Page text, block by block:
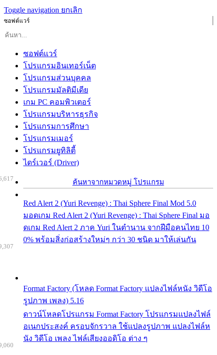
Toggle navigation ยกเลิก
ซอฟต์แวร์
ซอฟต์แวร์
โปรแกรมอินเทอร์เน็ต
โปรแกรมส่วนบุคคล
โปรแกรมมัลติมีเดีย
เกม PC คอมพิวเตอร์
โปรแกรมบริหารธุรกิจ
โปรแกรมการศึกษา
โปรแกรมเมอร์
โปรแกรมยูทิลิตี้
ไดร์เวอร์ (Driver)
ค้นหาจากหมวดหมู่ โปรแกรม
Red Alert 2 (Yuri Revenge) : Thai Sphere Final Mod 5.0
มอดเกม Red Alert 2 (Yuri Revenge) : Thai Sphere Final มอ
ดเกม Red Alert 2 ภาค Yuri ในตำนาน จากฝีมือคนไทย 10
0% พร้อมสิ่งก่อสร้างใหม่ๆ กว่า 30 ชนิด มาให้เล่นกัน
Format Factory (โหลด Format Factory แปลงไฟล์หนัง วิดีโอ
รูปภาพ เพลง) 5.16
ดาวน์โหลดโปรแกรม Format Factory โปรแกรมแปลงไฟล์
อเนกประสงค์ ครอบจักรวาล ใช้แปลงรูปภาพ แปลงไฟล์ห
นัง วิดีโอ เพลง ไฟล์เสียงออดิโอ ต่าง ๆ